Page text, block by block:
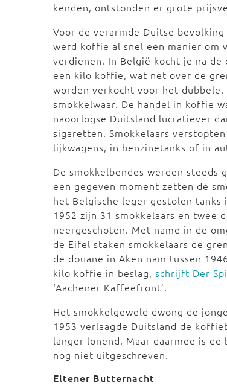
kenden, ontstonden er grote
Voor de verarmde Duitse
werd koffie al snel een manier om
verdienen. In België kocht je na de
een kilo koffie, wat net over de
worden verkocht voor het
smokkelwaar. De handel in koffie
naoorlogse Duitsland lucratiever
sigaretten. Smokkelaars
lijkwagens, in benzinetanks of in
De smokkelbendes werden steeds
een gegeven moment zetten de
het Belgische leger gestolen tanks
1952 zijn 31 smokkelaars en twee
neergeschoten. Met name in de
de Eifel staken smokkelaars de
de douane in Aken nam tussen
kilo koffie in beslag, schrijft Der
‘Aachener Kaffeefront’.
Het smokkelgeweld dwong de
1953 verlaagde Duitsland de
langer lonend. Maar daarmee is
nog niet uitgeschreven.
Eltener Butternacht